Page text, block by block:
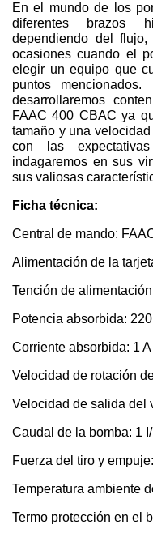
En el mundo de los
diferentes brazos
dependiendo del
ocasiones cuando el
elegir un equipo que
puntos
desarrollaremos
FAAC 400 CBAC ya
tamaño y una
con las
indagaremos en sus
sus valiosas
Ficha técnica:
Central de mando:
Alimentación de la
Tención de
Potencia absorbida:
Corriente absorbida: 1 A
Velocidad de rotación
Velocidad de salida del
Caudal de la bomba: 1
Fuerza del tiro y
Temperatura ambiente
Termo protección en el